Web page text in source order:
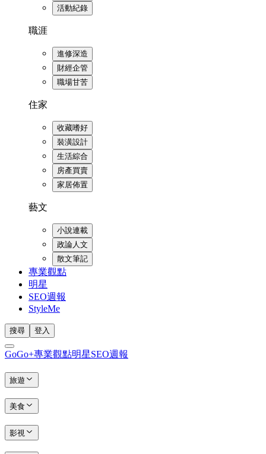
活動紀錄
職涯
進修深造
財經企管
職場甘苦
住家
收藏嗜好
裝潢設計
生活綜合
房產買賣
家居佈置
藝文
小說連載
政論人文
散文筆記
專業觀點
明星
SEO週報
StyleMe
搜尋 登入
GoGo+專業觀點明星SEO週報
旅遊
美食
影視